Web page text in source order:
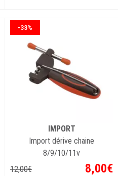
-33%
IMPORT
Import dérive chaine
8/9/10/11v
12,00€ 8,00€